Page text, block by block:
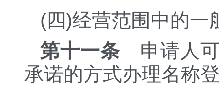
(四)经营范围中的一
第十一条 申请人可
承诺的方式办理名称